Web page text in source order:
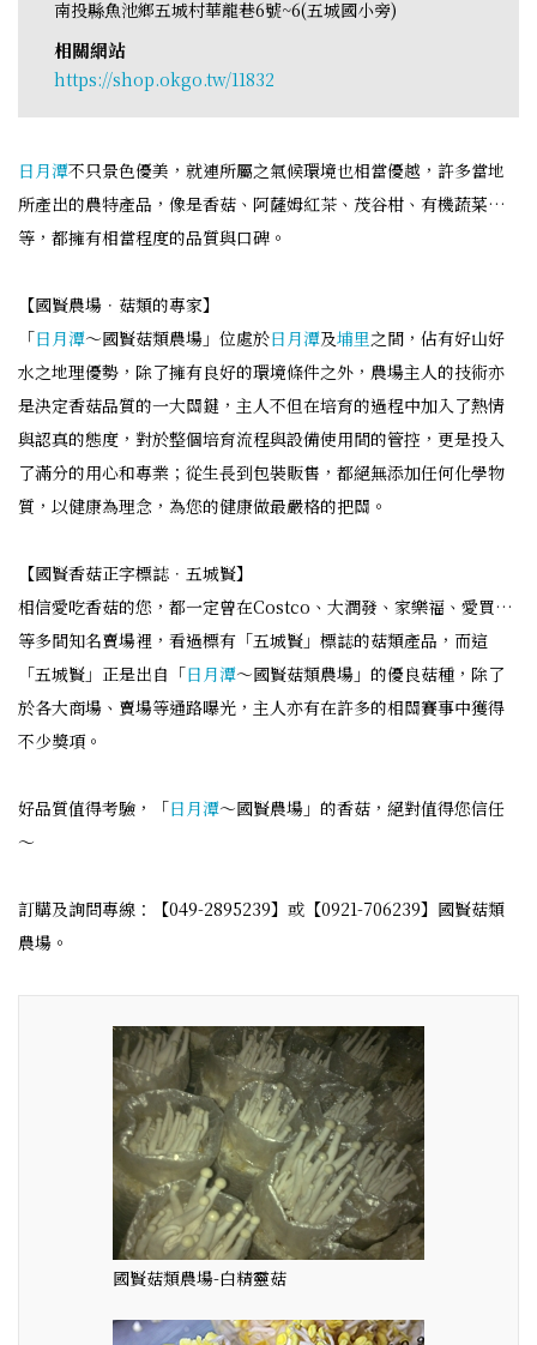
南投縣魚池鄉五城村華龍巷6號~6(五城國小旁)
相關網站
https://shop.okgo.tw/11832
日月潭不只景色優美，就連所屬之氣候環境也相當優越，許多當地
所產出的農特產品，像是香菇、阿薩姆紅茶、茂谷柑、有機蔬菜…
等，都擁有相當程度的品質與口碑。
【國賢農場．菇類的專家】
「日月潭～國賢菇類農場」位處於日月潭及埔里之間，佔有好山好
水之地理優勢，除了擁有良好的環境條件之外，農場主人的技術亦
是決定香菇品質的一大關鍵，主人不但在培育的過程中加入了熱情
與認真的態度，對於整個培育流程與設備使用間的管控，更是投入
了滿分的用心和專業；從生長到包裝販售，都絕無添加任何化學物
質，以健康為理念，為您的健康做最嚴格的把關。
【國賢香菇正字標誌．五城賢】
相信愛吃香菇的您，都一定曾在Costco、大潤發、家樂福、愛買…
等多間知名賣場裡，看過標有「五城賢」標誌的菇類產品，而這
「五城賢」正是出自「日月潭～國賢菇類農場」的優良菇種，除了
於各大商場、賣場等通路曝光，主人亦有在許多的相關賽事中獲得
不少獎項。
好品質值得考驗，「日月潭～國賢農場」的香菇，絕對值得您信任
～
訂購及詢問專線：【049-2895239】或【0921-706239】國賢菇類
農場。
國賢菇類農場-白精靈菇